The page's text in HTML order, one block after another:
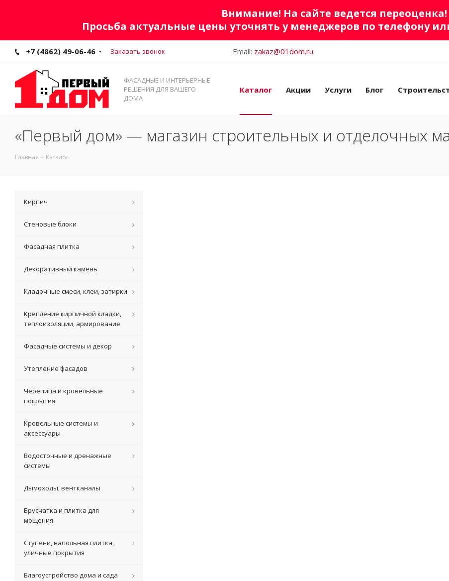
Внимание! На сайте ведется переоценка!
Просьба актуальные цены уточнять у менеджеров по телефону
+7 (4862) 49-06-46 Заказать звонок Email: zakaz@01dom.ru
ФАСАДНЫЕ И ИНТЕРЬЕРНЫЕ
РЕШЕНИЯ ДЛЯ ВАШЕГО
ДОМА
Каталог Акции Услуги Блог
«Первый дом» — магазин строительных и отделочных
Главная - Каталог
Кирпич
Стеновые блоки
Фасадная плитка
Декоративный камень
Кладочные смеси, клеи, затирки
Крепление кирпичной кладки,
теплоизоляции, армирование
Фасадные системы и декор
Утепление фасадов
Черепица и кровельные
покрытия
Кровельные системы и
аксессуары
Водосточные и дренажные
системы
Дымоходы, вентканалы
Брусчатка и плитка для
мощения
Ступени, напольная плитка,
уличные покрытия
Благоустройство дома и сада